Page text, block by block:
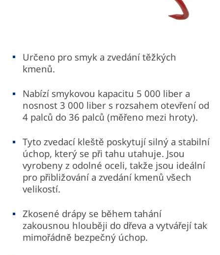
Určeno pro smyk a zvedání těžkých
kmenů.
Nabízí smykovou kapacitu 5 000 liber a
nosnost 3 000 liber s rozsahem otevření od
4 palců do 36 palců (měřeno mezi hroty).
Tyto zvedací kleště poskytují silný a stabilní
úchop, který se při tahu utahuje. Jsou
vyrobeny z odolné oceli, takže jsou ideální
pro přibližování a zvedání kmenů všech
velikostí.
Zkosené drápy se během tahání
zakousnou hlouběji do dřeva a vytvářejí tak
mimořádně bezpečný úchop.